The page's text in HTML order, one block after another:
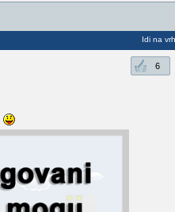
Idi na vrh
6